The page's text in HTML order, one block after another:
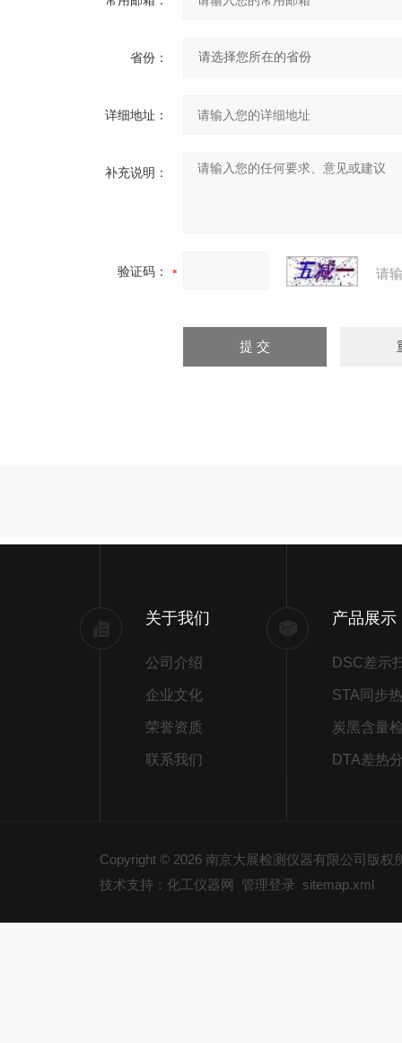
省份：
详细地址：
补充说明：
验证码： 请
关于我们
公司介绍
企业文化
荣誉资质
联系我们
产品展示
炭黑含量
DTA差热
Copyright © 2026 南京大展检测仪器有限公司版权
技术支持：化工仪器网
管理登录 sitemap.xml